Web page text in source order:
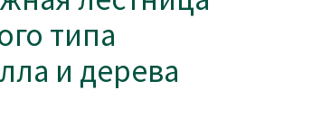
типа
и дерева